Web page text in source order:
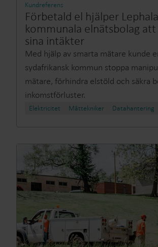
Kundreferens
Förbetald el hjälper
kommunala elnätsbolag att
sina intäkter
Med hjälp av smarta mätare kunde
sydafrikansk kommun stoppa
mätare, förhindra elstöld och säkra
inkomstförluster.
Elektricitet Mättekniker Datahantering